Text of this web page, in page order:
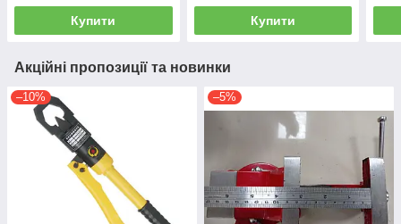
Купити Купити
Акційні пропозиції та новинки
–10% –5%